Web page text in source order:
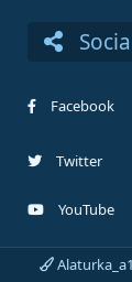
Facebook
Twitter
YouTube
Alaturka_a1